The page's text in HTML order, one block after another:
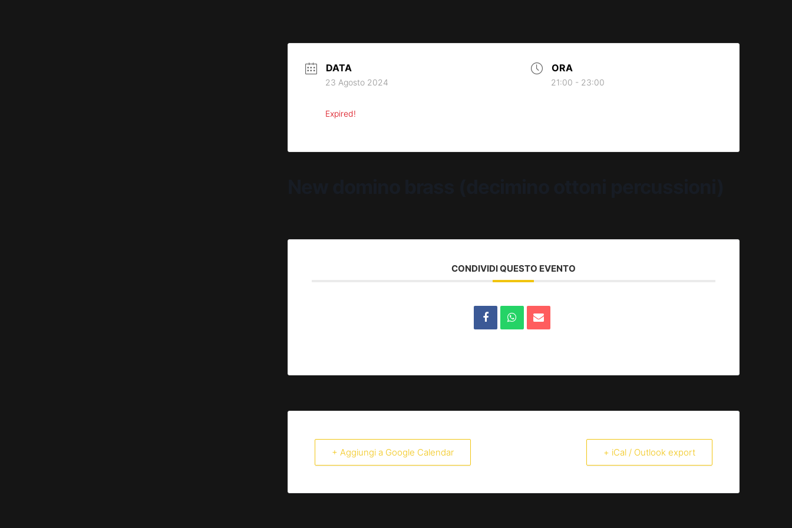
DATA
23 Agosto 2024
Expired!
ORA
21:00 - 23:00
CONDIVIDI QUESTO EVENTO
+ Aggiungi a Google Calendar + iCal / Outlook export